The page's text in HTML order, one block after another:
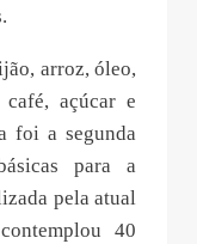
arroz, óleo,
café, açúcar e
foi a segunda
para a
pela atual
40